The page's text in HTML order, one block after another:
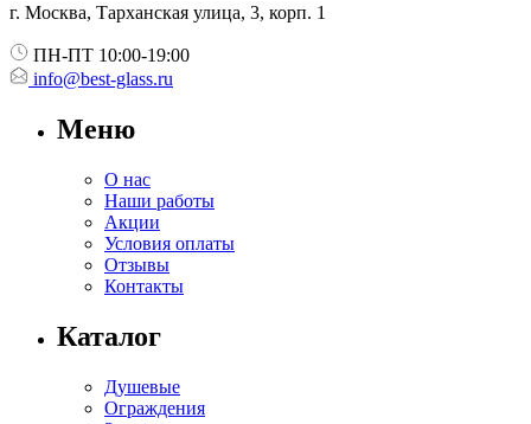
г. Москва, Тарханская улица, 3, корп. 1
ПН-ПТ 10:00-19:00
info@best-glass.ru
Меню
О нас
Наши работы
Акции
Условия оплаты
Отзывы
Контакты
Каталог
Душевые
Ограждения